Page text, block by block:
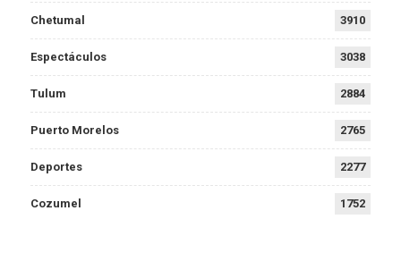
Chetumal 3910
Espectáculos 3038
Tulum 2884
Puerto Morelos 2765
Deportes 2277
Cozumel 1752